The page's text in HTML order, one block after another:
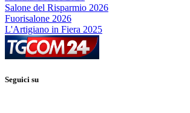
Salone del Risparmio 2026
Fuorisalone 2026
L'Artigiano in Fiera 2025
Seguici su